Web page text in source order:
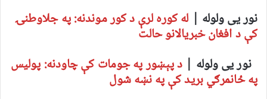
نور یی ولوله | له کوره لرې د کور موندنه: په جلاوطنۍ
کې د افغان خبریالانو حالت
نور یی ولوله | د پېښور په جومات کې چاودنه: پولیس
په ځانمرګي برید کې په نښه شول